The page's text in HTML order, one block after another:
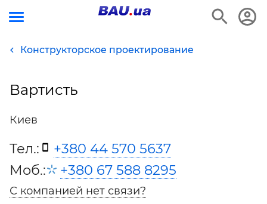
Конструкторское проектирование
Вартисть
Киев
Тел.:
+380 44 570 5637
Моб.:
+380 67 588 8295
С компанией нет связи?